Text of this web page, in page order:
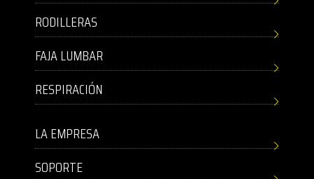
RODILLERAS
FAJA LUMBAR
RESPIRACIÓN
LA EMPRESA
SOPORTE